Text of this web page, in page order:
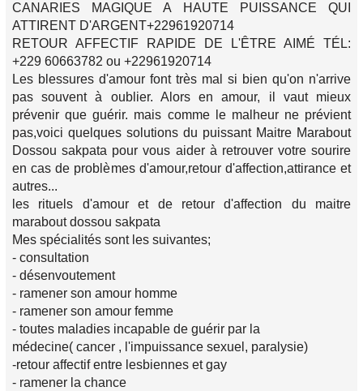
CANARIES MAGIQUE A HAUTE PUISSANCE QUI
ATTIRENT D'ARGENT+22961920714
RETOUR AFFECTIF RAPIDE DE L'ÊTRE AIMÉ TÉL:
+229 60663782 ou +22961920714
Les blessures d'amour font très mal si bien qu'on n'arrive
pas souvent à oublier. Alors en amour, il vaut mieux
prévenir que guérir. mais comme le malheur ne prévient
pas,voici quelques solutions du puissant Maitre Marabout
Dossou sakpata pour vous aider à retrouver votre sourire
en cas de problèmes d'amour,retour d'affection,attirance et
autres...
les rituels d'amour et de retour d'affection du maitre
marabout dossou sakpata
Mes spécialités sont les suivantes;
- consultation
- désenvoutement
- ramener son amour homme
- ramener son amour femme
- toutes maladies incapable de guérir par la
médecine( cancer , l'impuissance sexuel, paralysie)
-retour affectif entre lesbiennes et gay
- ramener la chance